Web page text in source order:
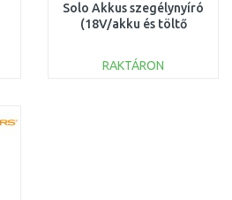
Solo Akkus szegélynyíró
(18V/akku és töltő
RAKTÁRON